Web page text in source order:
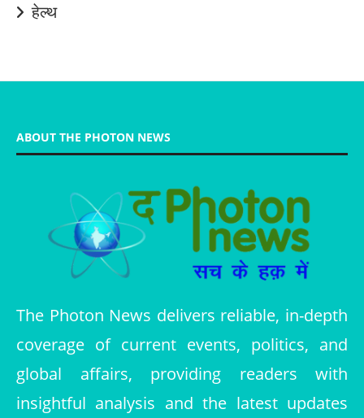
हेल्थ
ABOUT THE PHOTON NEWS
The Photon News delivers reliable, in-depth
coverage of current events, politics, and
global affairs, providing readers with
insightful analysis and the latest updates